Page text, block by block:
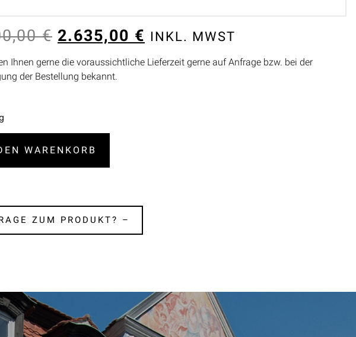
€ 2.635,00 € INKL. MWST
Ihnen gerne die voraussichtliche Lieferzeit gerne auf Anfrage bzw. bei der
der Bestellung bekannt.
WARENKORB
ZUM PRODUKT? –